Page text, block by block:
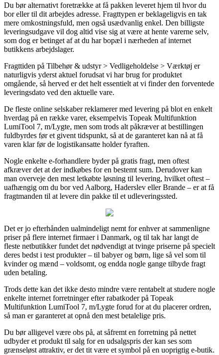
Du bør alternativt foretrække at få pakken leveret hjem til hvor du
bor eller til dit arbejdes adresse. Fragttypen er beklageligvis en tak
mere omkostningsfuld, men også usædvanlig enkel. Den billigste
leveringsudgave vil dog altid vise sig at være at hente varerne selv,
som dog er betinget af at du har bopæl i nærheden af internet
butikkens arbejdslager.
Fragttiden på Tilbehør & udstyr > Vedligeholdelse > Værktøj er
naturligvis yderst aktuel forudsat vi har brug for produktet
omgående, så herved er det helt essentielt at vi finder den forventede
leveringsdato ved den aktuelle vare.
De fleste online selskaber reklamerer med levering på blot en enkelt
hverdag på en række varer, eksempelvis Topeak Multifunktion
LumiTool 7, m/Lygte, men som trods alt påkræver at bestillingen
fuldbyrdes før et givent tidspunkt, så at de garanteret kan nå at få
varen klar før de logistikansatte holder fyraften.
Nogle enkelte e-forhandlere byder på gratis fragt, men oftest
afkræver det at der indkøbes for en bestemt sum. Derudover kan
man overveje den mest letkøbte løsning til levering, hvilket oftest –
uafhængig om du bor ved Aalborg, Haderslev eller Brande – er at få
fragtmanden til at levere din pakke til et udleveringssted.
Det er jo efterhånden ualmindeligt nemt for enhver at sammenligne
priser på flere internet firmaer i Danmark, og til tak har langt de
fleste netbutikker fundet det nødvendigt at tvinge priserne på specielt
deres bedst i test produkter – til babyer og børn, lige så vel som til
kvinder og mænd – voldsomt, og endda nogle gange tilbyde fragt
uden betaling.
Trods dette kan det ikke desto mindre være rentabelt at studere nogle
enkelte internet forretninger efter rabatkoder på Topeak
Multifunktion LumiTool 7, m/Lygte forud for at du placerer ordren,
så man er garanteret at opnå den mest betalelige pris.
Du bør alligevel være obs på, at såfremt en forretning på nettet
udbyder et produkt til salg for en udsalgspris der kan ses som
grænseløst attraktiv, er det tit være et symbol på en uoprigtig e-butik.